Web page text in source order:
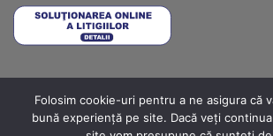
METODE DE PLATĂ COSTURI DE LIVRARE
POLITICA DE RETUR
ANPC ANPC
Folosim cookie-uri pentru a ne asigura că
bună experiență pe site. Dacă veți